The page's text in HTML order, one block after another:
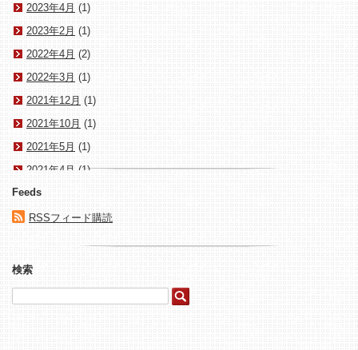
2023年4月 (1)
2023年2月 (1)
2022年4月 (2)
2022年3月 (1)
2021年12月 (1)
2021年10月 (1)
2021年5月 (1)
2021年4月 (1)
2021年3月
2020年1月(1)
2017年8月
2017年4月(1)
2015年8月(1)
Feeds
RSSフィード購読
検索